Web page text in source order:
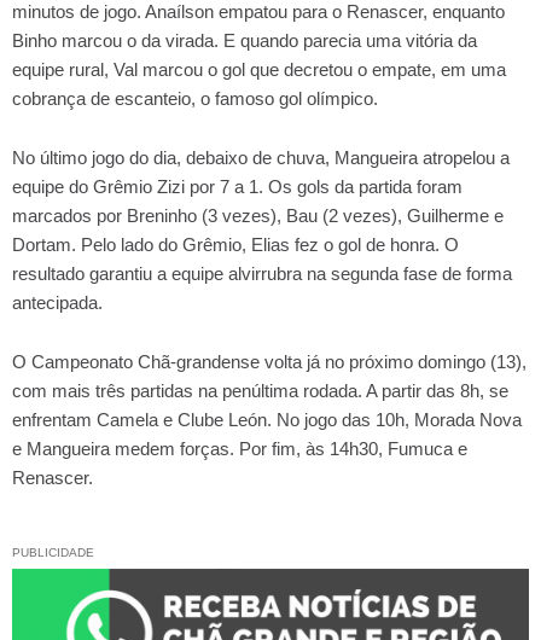
minutos de jogo. Anaílson empatou para o Renascer, enquanto
Binho marcou o da virada. E quando parecia uma vitória da
equipe rural, Val marcou o gol que decretou o empate, em uma
cobrança de escanteio, o famoso gol olímpico.
No último jogo do dia, debaixo de chuva, Mangueira atropelou a
equipe do Grêmio Zizi por 7 a 1. Os gols da partida foram
marcados por Breninho (3 vezes), Bau (2 vezes), Guilherme e
Dortam. Pelo lado do Grêmio, Elias fez o gol de honra. O
resultado garantiu a equipe alvirrubra na segunda fase de forma
antecipada.
O Campeonato Chã-grandense volta já no próximo domingo (13),
com mais três partidas na penúltima rodada. A partir das 8h, se
enfrentam Camela e Clube León. No jogo das 10h, Morada Nova
e Mangueira medem forças. Por fim, às 14h30, Fumuca e
Renascer.
PUBLICIDADE